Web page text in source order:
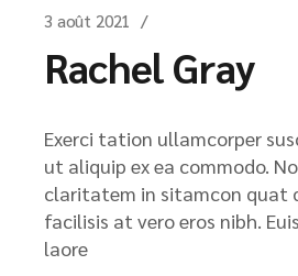
3 août 2021
Rachel Gray
Exerci tation ullamcorper
ut aliquip ex ea commodo.
claritatem in sitamcon quat
facilisis at vero eros nibh.
laore